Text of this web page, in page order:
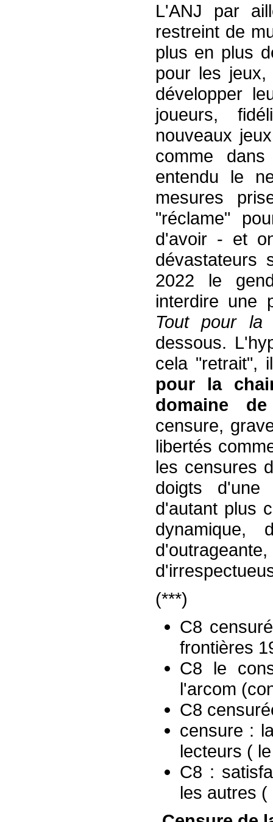
L'ANJ par
restreint de
plus en plus
pour les jeux,
développer
joueurs,
nouveaux
comme
entendu le
mesures
"réclame"
d'avoir - et
dévastateurs
2022 le
interdire une
Tout pour la
dessous.
cela "retrait",
pourla
domaine
censure,
libertés
les censures
doigts d'une
d'autant plus
dynamique,
(***)
C8
frontières
C8 le
l'arcom
C8
censure :
lecteurs (
C8 :
les autres